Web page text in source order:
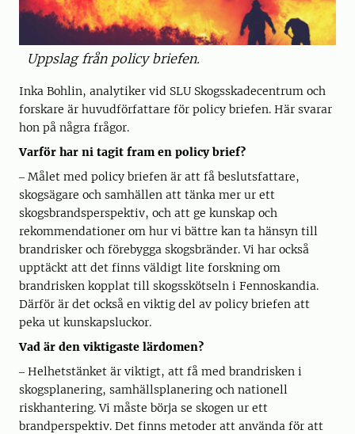
Uppslag från policy briefen.
Inka Bohlin, analytiker vid SLU Skogsskadecentrum och
forskare är huvudförfattare för policy briefen. Här svarar
hon på några frågor.
Varför har ni tagit fram en policy brief?
‒ Målet med policy briefen är att få beslutsfattare,
skogsägare och samhällen att tänka mer ur ett
skogsbrandsperspektiv, och att ge kunskap och
rekommendationer om hur vi bättre kan ta hänsyn till
brandrisker och förebygga skogsbränder. Vi har också
upptäckt att det finns väldigt lite forskning om
brandrisken kopplat till skogsskötseln i Fennoskandia.
Därför är det också en viktig del av policy briefen att
peka ut kunskapsluckor.
Vad är den viktigaste lärdomen?
‒ Helhetstänket är viktigt, att få med brandrisken i
skogsplanering, samhällsplanering och nationell
riskhantering. Vi måste börja se skogen ur ett
brandperspektiv. Det finns metoder att använda för att